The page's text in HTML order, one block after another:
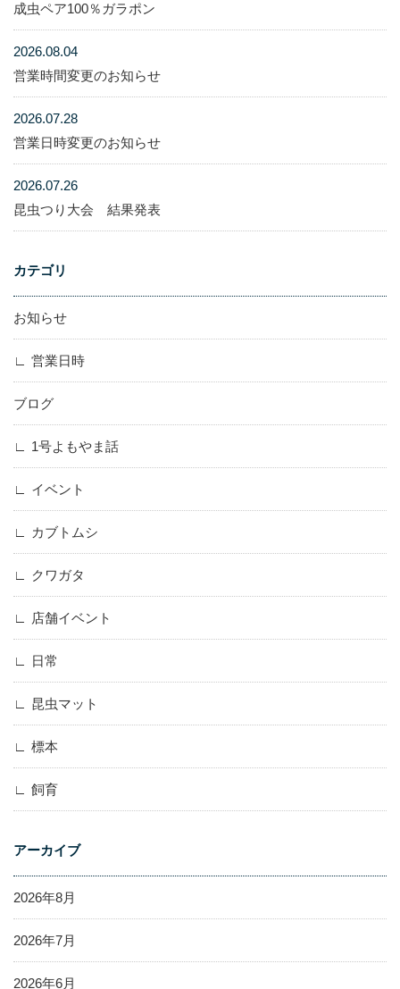
成虫ペア100％ガラポン
2026.08.04
営業時間変更のお知らせ
2026.07.28
営業日時変更のお知らせ
2026.07.26
昆虫つり大会 結果発表
カテゴリ
お知らせ
営業日時
ブログ
1号よもやま話
イベント
カブトムシ
クワガタ
店舗イベント
日常
昆虫マット
標本
飼育
アーカイブ
2026年8月
2026年7月
2026年6月